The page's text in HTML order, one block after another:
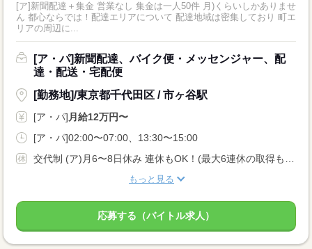
[ア]新聞配達＋集金 営業なし 集金は一人50件 月)くらいしかありませ
ん 都心ならでは！配達エリアについて 配達地域は密集しており 町エ
リアの周辺に...
[ア・パ]新聞配達、バイク便・メッセンジャー、配
達・配送・宅配便
[勤務地]/東京都千代田区 / 市ヶ谷駅
[ア・パ] 月給12万円〜
[ア・パ]02:00〜07:00、13:30〜15:00
もっと見る
応募する（バイトル求人）